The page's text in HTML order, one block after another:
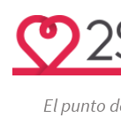
El punto